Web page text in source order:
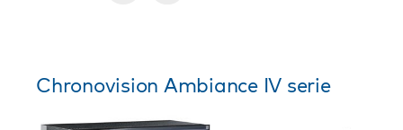
Chronovision Ambiance IV serie